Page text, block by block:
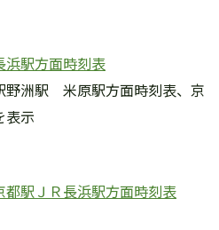
浜駅方面時刻表
野洲駅 米原駅方面時刻表、京
表示
駅ＪＲ長浜駅方面時刻表